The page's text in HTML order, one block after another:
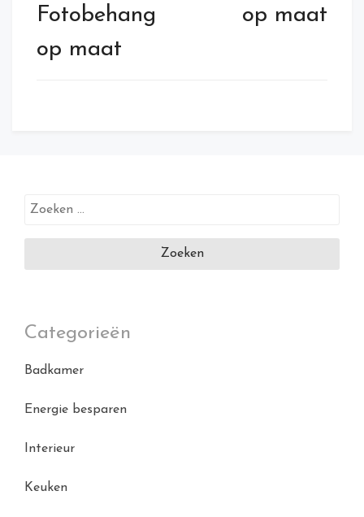
Fotobehang
op maat
op maat
Zoeken
Categorieën
Badkamer
Energie besparen
Interieur
Keuken